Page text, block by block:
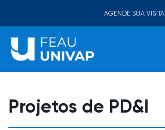
AGENDE SUA VISITA
Projetos de PD&I